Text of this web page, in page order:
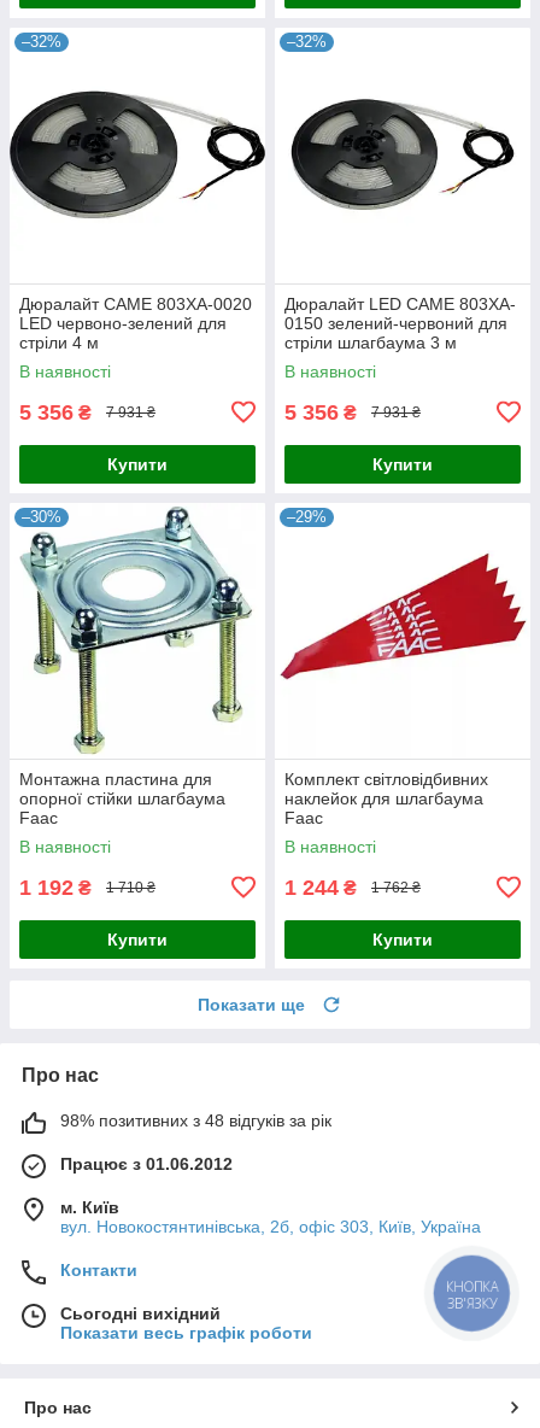
–32%
Дюралайт CAME 803XA-0020
LED червоно-зелений для
стріли 4 м
В наявності
5 356 ₴ 7 931 ₴
Купити
–32%
Дюралайт LED CAME 803XA-
0150 зелений-червоний для
стріли шлагбаума 3 м
В наявності
5 356 ₴ 7 931 ₴
Купити
–30%
Монтажна пластина для
опорної стійки шлагбаума
Faac
В наявності
1 192 ₴ 1 710 ₴
Купити
–29%
Комплект світловідбивних
наклейок для шлагбаума
Faac
В наявності
1 244 ₴ 1 762 ₴
Купити
Показати ще
Про нас
98% позитивних з 48 відгуків за рік
Працює з 01.06.2012
м. Київ
вул. Новокостянтинівська, 2б, офіс 303, Київ, Україна
Контакти
Сьогодні вихідний
Показати весь графік роботи
Про нас
КНОПКА
ЗВ'ЯЗКУ